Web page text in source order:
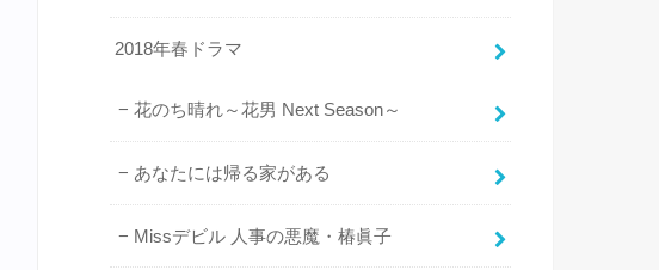
2018年春ドラマ
花のち晴れ～花男 Next Season～
あなたには帰る家がある
Missデビル 人事の悪魔・椿眞子